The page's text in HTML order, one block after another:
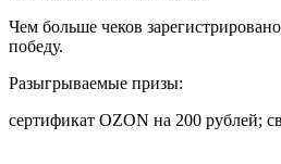
Чем больше чеков
победу.
Разыгрываемые призы:
сертификат OZON на 200 рублей;